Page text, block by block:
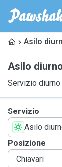
Asilo
Asilo
Servizio
Servizio
Asilo
Posizione